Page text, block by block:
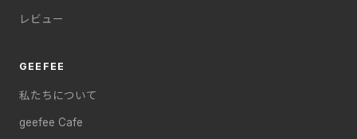
レビュー
GEEFEE
私たちについて
geefee Cafe